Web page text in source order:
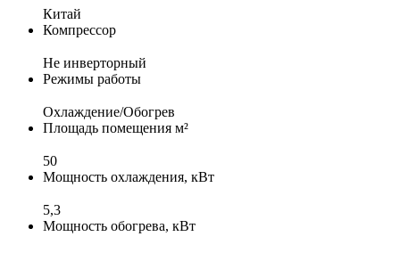
Китай
Компрессор
Не инверторный
Режимы работы
Охлаждение/Обогрев
Площадь помещения м²
50
Мощность охлаждения, кВт
5,3
Мощность обогрева, кВт